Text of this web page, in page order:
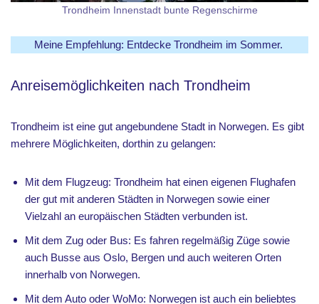
Trondheim Innenstadt bunte Regenschirme
Meine Empfehlung: Entdecke Trondheim im Sommer.
Anreisemöglichkeiten nach Trondheim
Trondheim ist eine gut angebundene Stadt in Norwegen. Es gibt
mehrere Möglichkeiten, dorthin zu gelangen:
Mit dem Flugzeug: Trondheim hat einen eigenen Flughafen
der gut mit anderen Städten in Norwegen sowie einer
Vielzahl an europäischen Städten verbunden ist.
Mit dem Zug oder Bus: Es fahren regelmäßig Züge sowie
auch Busse aus Oslo, Bergen und auch weiteren Orten
innerhalb von Norwegen.
Mit dem Auto oder WoMo: Norwegen ist auch ein beliebtes